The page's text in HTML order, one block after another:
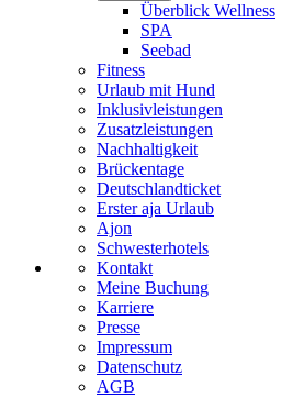
Überblick Wellness
SPA
Seebad
Fitness
Urlaub mit Hund
Inklusivleistungen
Zusatzleistungen
Nachhaltigkeit
Brückentage
Deutschlandticket
Erster aja Urlaub
Ajon
Schwesterhotels
Kontakt
Meine Buchung
Karriere
Presse
Impressum
Datenschutz
AGB